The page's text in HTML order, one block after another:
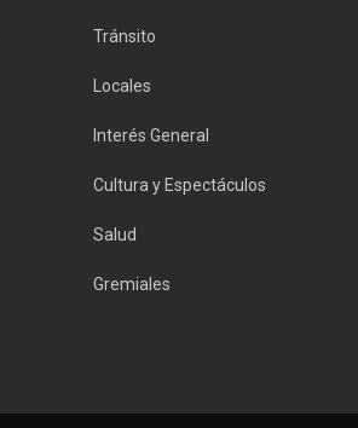
Tránsito
Locales
Interés General
Cultura y Espectáculos
Salud
Gremiales